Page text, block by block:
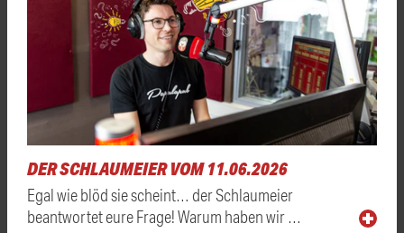
DER SCHLAUMEIER VOM 11.06.2026
Egal wie blöd sie scheint… der Schlaumeier
beantwortet eure Frage! Warum haben wir …